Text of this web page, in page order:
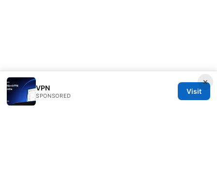
×
VPN
SPONSORED
Visit